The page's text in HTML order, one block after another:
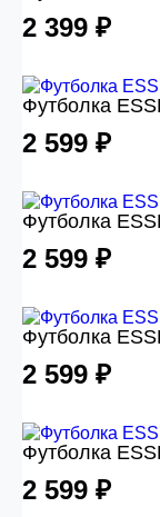
2 399 ₽
Футболка
2 599 ₽
Футболка
2 599 ₽
Футболка
2 599 ₽
Футболка
2 599 ₽